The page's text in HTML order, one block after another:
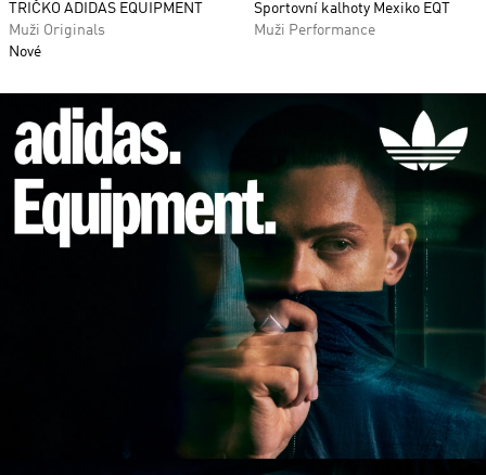
TRIČKO ADIDAS EQUIPMENT
Muži Originals
Nové
Sportovní kalhoty Mexiko EQT
Muži Performance